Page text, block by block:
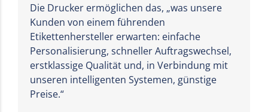
Die Drucker ermöglichen das, „was unsere
Kunden von einem führenden
Etikettenhersteller erwarten: einfache
Personalisierung, schneller Auftragswechsel,
erstklassige Qualität und, in Verbindung mit
unseren intelligenten Systemen, günstige
Preise.“